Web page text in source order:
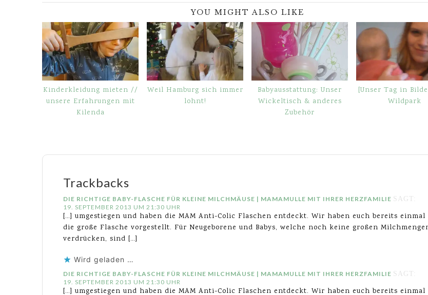
YOU MIGHT ALSO LIKE
Kinderkleidung mieten //
unsere Erfahrungen mit
Kilenda
Weil Hamburg sich immer
lohnt!
Babyausstattung: Unser
Wickeltisch & anderes
Zubehör
[Unser Tag in
Wildpark
Trackbacks
DIE RICHTIGE BABY-FLASCHE FÜR KLEINE MILCHMÄUSE | MAMAMULLE MIT IHRER HERZFAMILIE SAGT:
19. SEPTEMBER 2013 UM 21:30 UHR
[…] umgestiegen und haben die MAM Anti-Colic Flaschen entdeckt. Wir haben euch bereits einmal
die große Flasche vorgestellt. Für Neugeborene und Babys, welche noch keine großen
verdrücken, sind […]
Wird geladen …
DIE RICHTIGE BABY-FLASCHE FÜR KLEINE MILCHMÄUSE | MAMAMULLE MIT IHRER HERZFAMILIE SAGT:
19. SEPTEMBER 2013 UM 21:30 UHR
[…] umgestiegen und haben die MAM Anti-Colic Flaschen entdeckt. Wir haben euch bereits einmal